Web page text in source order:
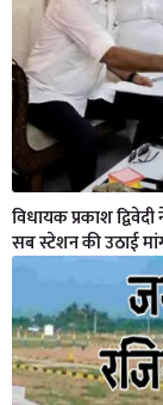
विधायक प्रकाश
सब स्टेशन की उठाई